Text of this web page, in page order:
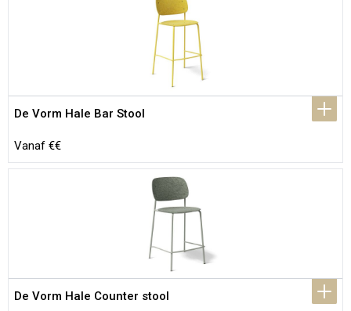
De Vorm Hale Bar Stool
Vanaf €€
De Vorm Hale Counter stool